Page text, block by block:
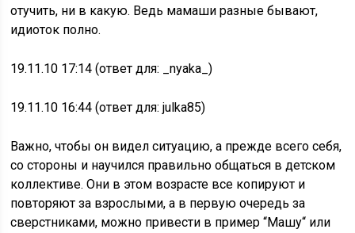
отучить, ни в какую. Ведь мамаши разные бывают,
идиоток полно.
19.11.10 17:14 (ответ для: _nyaka_)
19.11.10 16:44 (ответ для: julka85)
Важно, чтобы он видел ситуацию, а прежде всего себя,
со стороны и научился правильно общаться в детском
коллективе. Они в этом возрасте все копируют и
повторяют за взрослыми, а в первую очередь за
сверстниками, можно привести в пример “Машу“ или